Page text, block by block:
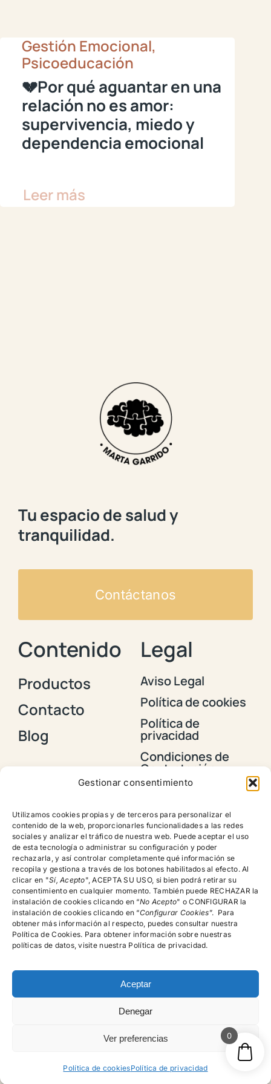
Gestionar consentimiento
Utilizamos cookies propias y de terceros para personalizar el
contenido de la web, proporcionarles funcionalidades a las redes
sociales y analizar el tráfico de nuestra web. Puede aceptar el uso
de esta tecnología o administrar su configuración y poder
rechazarla, y así controlar completamente qué información se
recopila y gestiona a través de los botones habilitados al efecto. Al
clicar en "Sí, Acepto", ACEPTA SU USO, si bien podrá retirar su
consentimiento en cualquier momento. También puede RECHAZAR la
instalación de cookies clicando en “No Acepto" o CONFIGURAR la
instalación de cookies clicando en “Configurar Cookies”. Para
obtener más información al respecto, puedes consultar nuestra
Política de Cookies. Para obtener información sobre nuestras
políticas de datos, visite nuestra Política de privacidad.
Aceptar
Denegar
Ver preferencias
Política de cookiesPolítica de privacidad
Gestión Emocional,
Psicoeducación
💔Por qué aguantar en una
relación no es amor:
supervivencia, miedo y
dependencia emocional
Leer más
Tu espacio de salud y
tranquilidad.
Contáctanos
Contenido
Productos
Contacto
Blog
Legal
Aviso Legal
Política de cookies
Política de
privacidad
Condiciones de
Contratación y
Envios
devoluciones,
reembolsos y
cancelación de
pedidos
Encuéntranos!
615.996.522
C/Rector Lucena, Nº 15-19, 4º A, Salamanca
reservados
0